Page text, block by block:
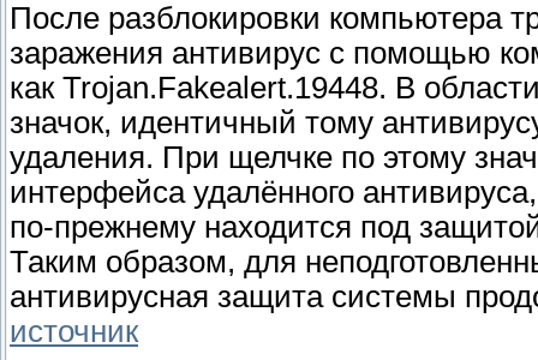
После разблокировки компьютера
заражения антивирус с помощью
как Trojan.Fakealert.19448. В
значок, идентичный тому
удаления. При щелчке по этому
интерфейса удалённого
по-прежнему находится под
Таким образом, для
антивирусная защита системы
источник